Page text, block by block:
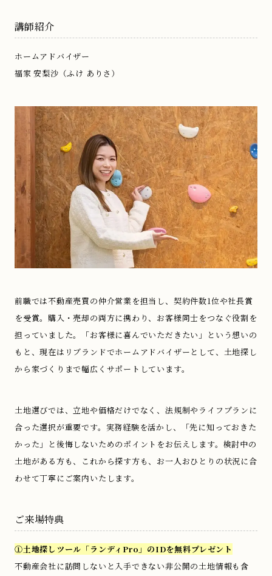
講師紹介
ホームアドバイザー
福家 安梨沙（ふけ ありさ）
前職では不動産売買の仲介営業を担当し、契約件数1位や社長賞
を受賞。購入・売却の両方に携わり、お客様同士をつなぐ役割を
担っていました。「お客様に喜んでいただきたい」という想いの
もと、現在はリブランドでホームアドバイザーとして、土地探し
から家づくりまで幅広くサポートしています。
土地選びでは、立地や価格だけでなく、法規制やライフプランに
合った選択が重要です。実務経験を活かし、「先に知っておきた
かった」と後悔しないためのポイントをお伝えします。検討中の
土地がある方も、これから探す方も、お一人おひとりの状況に合
わせて丁寧にご案内いたします。
ご来場特典
①土地探しツール「ランディPro」のIDを無料プレゼント
不動産会社に訪問しないと入手できない非公開の土地情報も含